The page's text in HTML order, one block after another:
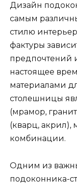
Дизайн
самым
стилю
фактуры
предпочтений
настоящее
материалами
столешницы
(мрамор,
(кварц, акрил),
комбинации.
Одним из
подоконника-